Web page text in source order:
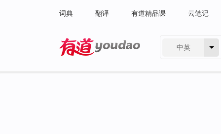
词典 翻译 有道精品课 云笔记
中英